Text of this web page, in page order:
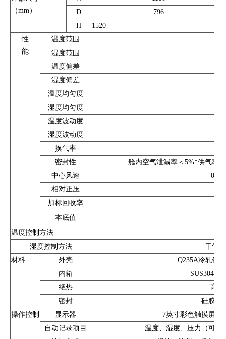
（mm）
D
796
H
1520
性
能
温度范围
湿度范围
温度偏差
湿度偏差
温度均匀度
湿度均匀度
温度波动度
湿度波动度
换气率
密封性
舱内空气泄漏率＜5%*供气率
中心风速
0.1-
相对正压
加标回收率
本底值
温度控制方法
湿度控制方法
干气
材料
外壳
Q235A冷轧钢
内箱
SUS304镜
绝热
高密
密封
硅胶（
操作控制
显示器
7英寸彩色触摸屏，
自动记录项目
温度、湿度、压力（可选